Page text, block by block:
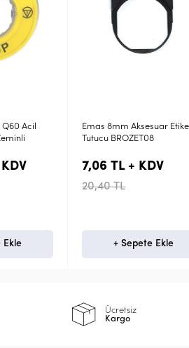
Etiket
Ekle
Emas Emniyet Koruma
Aksesuar BMUHAFAZA
16,60 TL + KDV
48,00 TL
+ Sepete Ekle
Ücretsiz
Kargo